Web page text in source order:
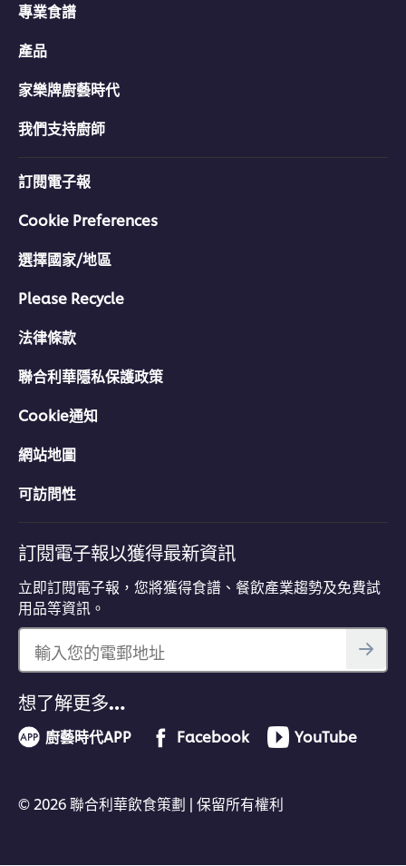
專業食譜
產品
家樂牌廚藝時代
我們支持廚師
訂閱電子報
Cookie Preferences
選擇國家/地區
Please Recycle
法律條款
聯合利華隱私保護政策
Cookie通知
網站地圖
可訪問性
訂閱電子報以獲得最新資訊
立即訂閱電子報，您將獲得食譜、餐飲產業趨勢及免費試
用品等資訊。
輸入您的電郵地址
想了解更多…
廚藝時代APP Facebook YouTube
© 2026 聯合利華飲食策劃 | 保留所有權利